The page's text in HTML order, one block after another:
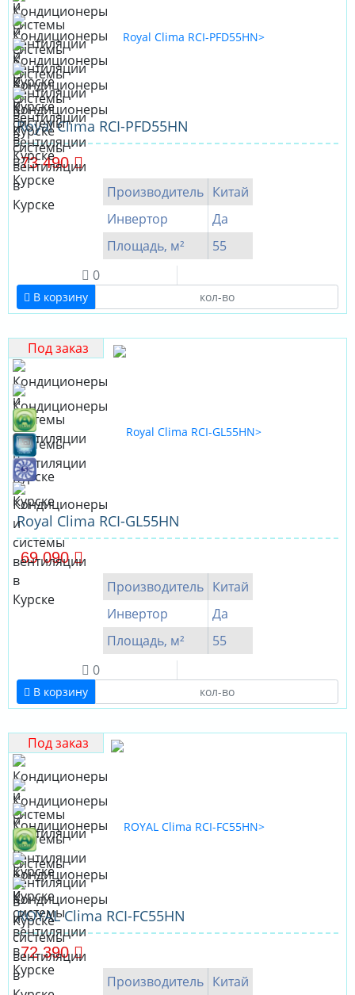
Royal Clima RCI-PFD55HN
73 490
Производитель Китай
Инвертор
Да
Площадь, м²
55
0
В корзину
Под заказ
Royal Clima RCI-GL55HN
69 090
Производитель Китай
Инвертор
Да
Площадь, м²
55
0
В корзину
Под заказ
ROYAL Clima RCI-FC55HN
72 390
Производитель Китай